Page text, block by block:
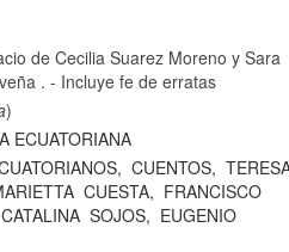
de Cecilia Suarez Moreno y Sara
. - Incluye fe de erratas
)
ECUATORIANA
CUENTOS,
CUESTA, FRANCISCO
CATALINA SOJOS, EUGENIO